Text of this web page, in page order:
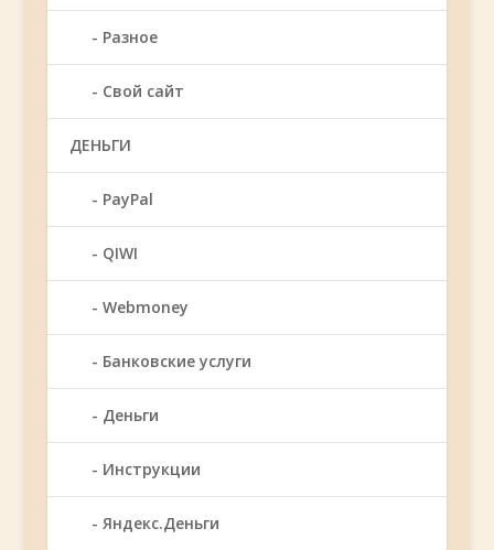
Разное
Свой сайт
ДЕНЬГИ
PayPal
QIWI
Webmoney
Банковские услуги
Деньги
Инструкции
Яндекс.Деньги